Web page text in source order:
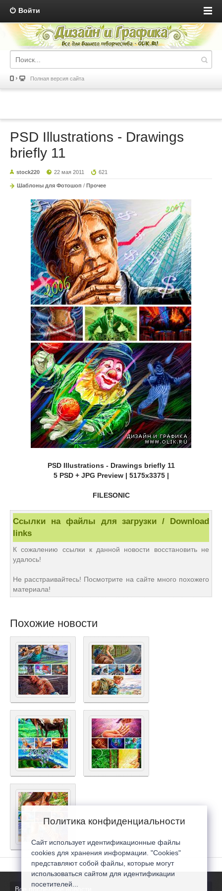
Войти
Полная версия сайта
PSD Illustrations - Drawings
briefly 11
stock220 22 мая 2011 621
Шаблоны для Фотошоп / Прочее
PSD Illustrations - Drawings briefly 11
5 PSD + JPG Preview | 5175x3375 |
FILESONIC
Ссылки на файлы для загрузки / Download
links
К сожалению ссылки к данной новости восстановить не
удалось!
Не расстраивайтесь! Посмотрите на сайте много похожего
материала!
Похожие новости
Все последние новости
Политика конфиденциальности
Сайт использует идентификационные файлы
cookies для хранения информации. "Cookies"
представляют собой файлы, которые могут
использоваться сайтом для идентификации
посетителей...